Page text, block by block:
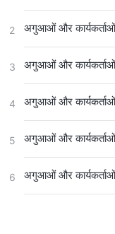
2 अगुआओं और कार्यकर्ताओं
3 अगुआओं और कार्यकर्ताओं
4 अगुआओं और कार्यकर्ताओं
5 अगुआओं और कार्यकर्ताओं
6 अगुआओं और कार्यकर्ताओं